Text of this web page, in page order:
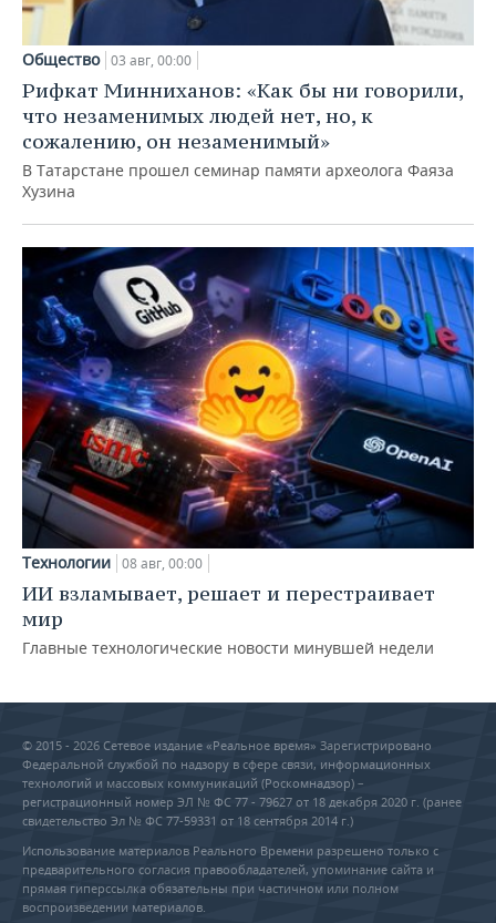
Общество 03 авг, 00:00
Рифкат Минниханов: «Как бы ни говорили,
что незаменимых людей нет, но, к
сожалению, он незаменимый»
В Татарстане прошел семинар памяти археолога Фаяза
Хузина
Технологии 08 авг, 00:00
ИИ взламывает, решает и перестраивает
мир
Главные технологические новости минувшей недели
© 2015 - 2026 Сетевое издание «Реальное время» Зарегистрировано
Федеральной службой по надзору в сфере связи, информационных
технологий и массовых коммуникаций (Роскомнадзор) –
регистрационный номер ЭЛ № ФС 77 - 79627 от 18 декабря 2020 г. (ранее
свидетельство Эл № ФС 77-59331 от 18 сентября 2014 г.)
Использование материалов Реального Времени разрешено только с
предварительного согласия правообладателей, упоминание сайта и
прямая гиперссылка обязательны при частичном или полном
воспроизведении материалов.